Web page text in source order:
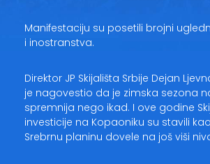
Manifestaciju su posetili brojni
i inostranstva.
Direktor JP Skijališta Srbije Dejan
je nagovestio da je zimska sezona
spremnija nego ikad. I ove godine
investicije na Kopaoniku su stavili
Srebrnu planinu dovele na još viši